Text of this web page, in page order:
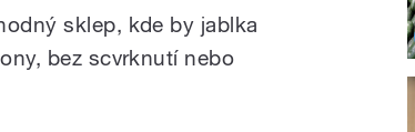
sklep, kde by jablka
bez scvrknutí nebo